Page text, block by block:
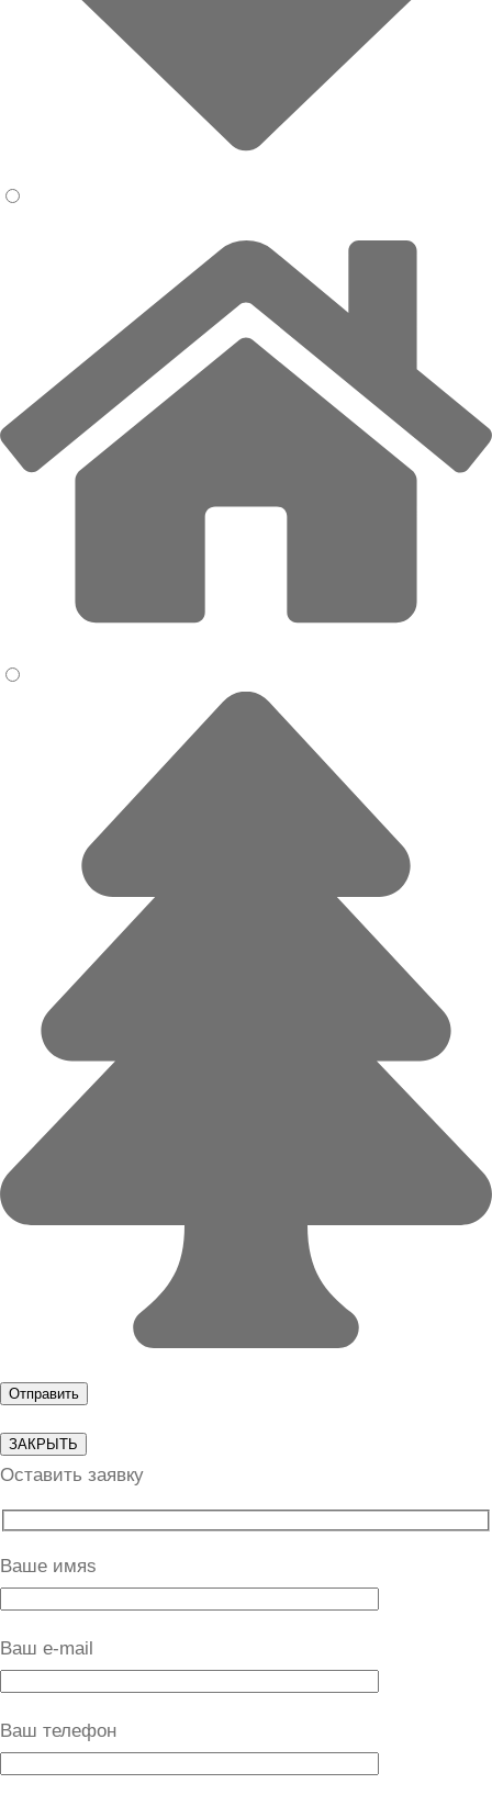
ЗАКРЫТЬ
Оставить заявку
Ваше имяs
Ваш e-mail
Ваш телефон